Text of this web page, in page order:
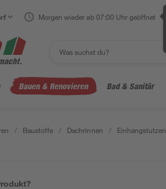
Morgen wieder ab 07:00 Uhr geöffnet
Bauen & Renovieren Bad & Sanitär
/ Baustoffe / Dachrinnen / Einhangstutzen